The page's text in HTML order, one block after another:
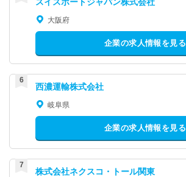
大阪府
企業の求人情報を見る
西濃運輸株式会社
岐阜県
企業の求人情報を見る
株式会社ネクスコ・トール関東